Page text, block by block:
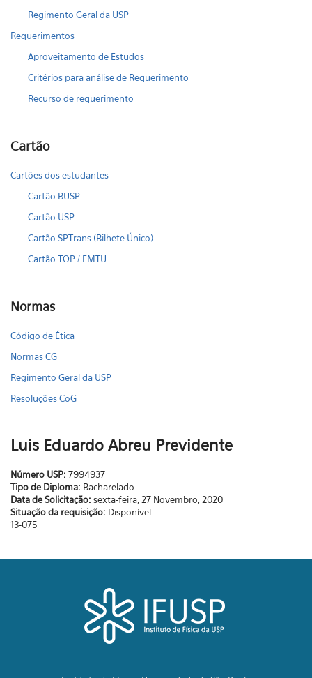
Regimento Geral da USP
Requerimentos
Aproveitamento de Estudos
Critérios para análise de Requerimento
Recurso de requerimento
Cartão
Cartões dos estudantes
Cartão BUSP
Cartão USP
Cartão SPTrans (Bilhete Único)
Cartão TOP / EMTU
Normas
Código de Ética
Normas CG
Regimento Geral da USP
Resoluções CoG
Luis Eduardo Abreu Previdente
Número USP: 7994937
Tipo de Diploma: Bacharelado
Data de Solicitação: sexta-feira, 27 Novembro, 2020
Situação da requisição: Disponível
13-075